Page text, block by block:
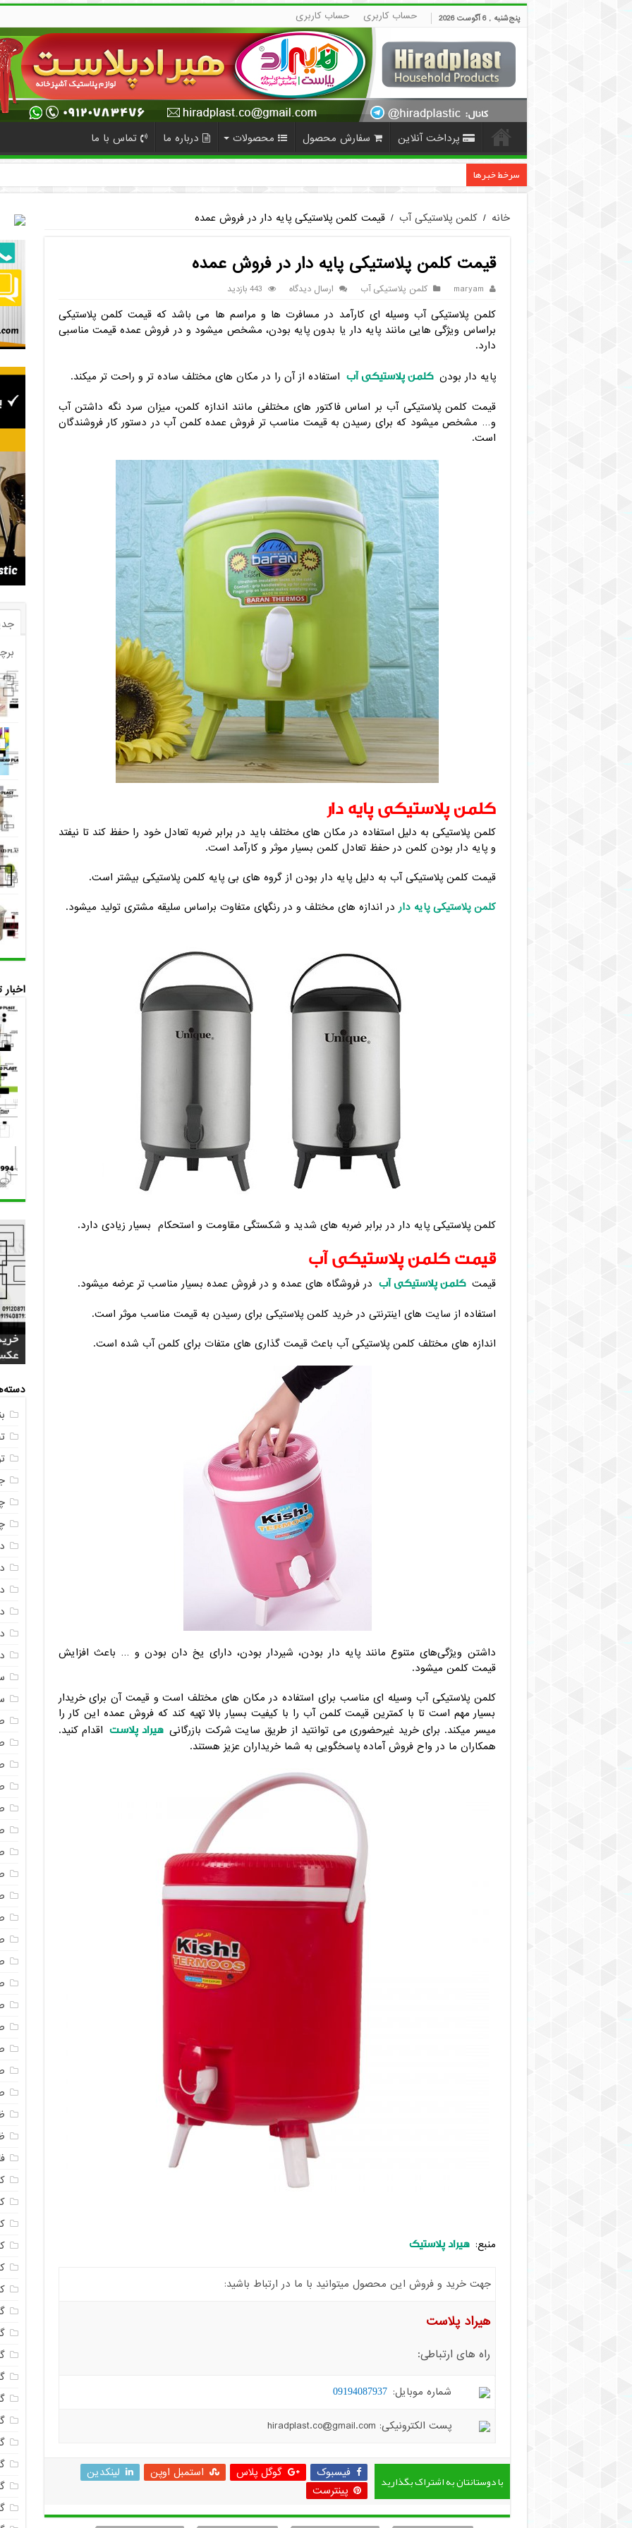
پنج‌شنبه , 6 آگوست 2026 حساب کاربری حساب کاربری
پرداخت آنلاین سفارش محصول محصولات درباره ما تماس با ما
سرخط خبرها
خانه / کلمن پلاستیکی آب / قیمت کلمن پلاستیکی پایه دار در فروش عمده
قیمت کلمن پلاستیکی پایه دار در فروش عمده
maryam کلمن پلاستیکی آب ارسال دیدگاه 443 بازدید
کلمن پلاستیکی آب وسیله ای کارآمد در مسافرت ها و مراسم ها می باشد که قیمت کلمن پلاستیکی
براساس ویژگی هایی مانند پایه دار یا بدون پایه بودن، مشخص میشود و در فروش عمده قیمت مناسبی
دارد.
پایه دار بودن کلمن پلاستیکی آب استفاده از آن را در مکان های مختلف ساده تر و راحت تر میکند.
قیمت کلمن پلاستیکی آب بر اساس فاکتور های مختلفی مانند اندازه کلمن، میزان سرد نگه داشتن آب
و… مشخص میشود که برای رسیدن به قیمت مناسب تر فروش عمده کلمن آب در دستور کار فروشندگان
است.
کلمن پلاستیکی پایه دار
کلمن پلاستیکی به دلیل استفاده در مکان های مختلف باید در برابر ضربه تعادل خود را حفظ کند تا نیفتد
و پایه دار بودن کلمن در حفظ تعادل کلمن بسیار موثر و کارآمد است.
قیمت کلمن پلاستیکی آب به دلیل پایه دار بودن از گروه های بی پایه کلمن پلاستیکی بیشتر است.
کلمن پلاستیکی پایه دار در اندازه های مختلف و در رنگهای متفاوت براساس سلیقه مشتری تولید میشود.
کلمن پلاستیکی پایه دار در برابر ضربه های شدید و شکستگی مقاومت و استحکام بسیار زیادی دارد.
قیمت کلمن پلاستیکی آب
قیمت کلمن پلاستیکی آب در فروشگاه های عمده و در فروش عمده بسیار مناسب تر عرضه میشود.
استفاده از سایت های اینترنتی در خرید کلمن پلاستیکی برای رسیدن به قیمت مناسب موثر است.
اندازه های مختلف کلمن پلاستیکی آب باعث قیمت گذاری های متفات برای کلمن آب شده است.
داشتن ویژگی‌های متنوع مانند پایه دار بودن، شیردار بودن، دارای یخ دان بودن و … باعث افزایش
قیمت کلمن میشود.
کلمن پلاستیکی آب وسیله ای مناسب برای استفاده در مکان های مختلف است و قیمت آن برای خریدار
بسیار مهم است تا با کمترین قیمت کلمن آب را با کیفیت بسیار بالا تهیه کند که فروش عمده این کار را
میسر میکند. برای خرید غیرحضوری می توانتید از طریق سایت شرکت بازرگانی هیراد پلاست اقدام کنید.
همکاران ما در واح فروش آماده پاسخگویی به شما خریداران عزیز هستند.
منبع: هیراد پلاستیک
جهت خرید و فروش این محصول میتوانید با ما در ارتباط باشید:
هیراد پلاست
راه های ارتباطی:
شماره موبایل: 09194087937
پست الکترونیکی: hiradplast.co@gmail.com
با دوستانتان به اشتراک بگذارید فیسبوک گوگل پلاس استمبل اوپن
لینکدین
پینترست
+